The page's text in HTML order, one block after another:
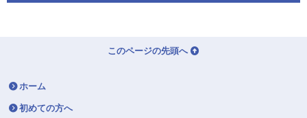
このページの先頭へ
ホーム
初めての方へ